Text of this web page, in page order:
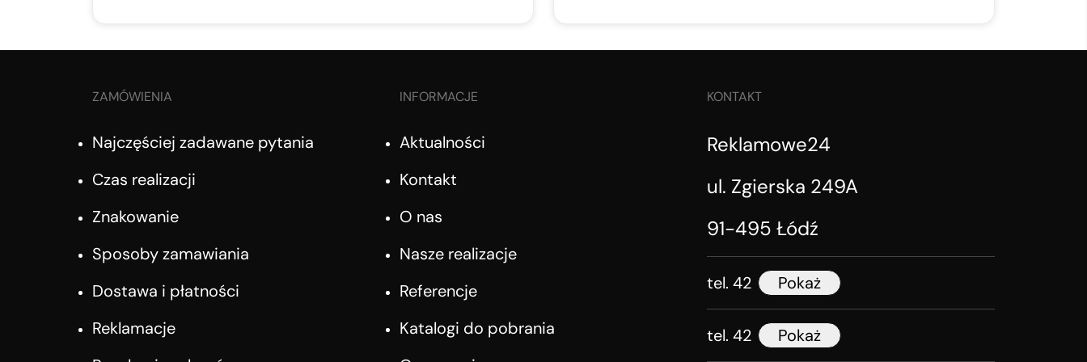
ZAMÓWIENIA
Najczęściej zadawane pytania
Czas realizacji
Znakowanie
Sposoby zamawiania
Dostawa i płatności
Reklamacje
INFORMACJE
Aktualności
Kontakt
O nas
Nasze realizacje
Referencje
Katalogi do pobrania
KONTAKT
Reklamowe24
ul. Zgierska 249A
91-495 Łódź
tel. 42 Pokaż
tel. 42 Pokaż